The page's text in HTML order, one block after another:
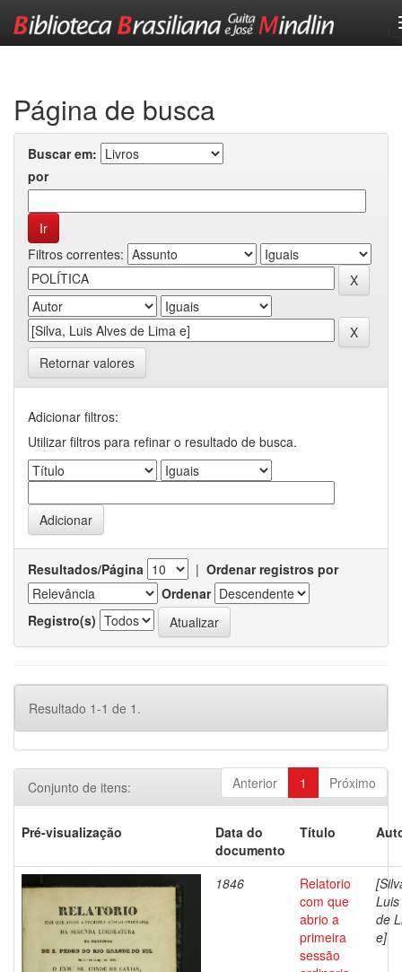
Página de busca
Buscar em:
por
Filtros correntes:
Retornar valores
Adicionar filtros:
Utilizar filtros para refinar o resultado de busca.
Resultados/Página | Ordenar registros por
Ordenar
Registro(s)
Resultado 1-1 de 1.
Anterior 1 Próximo
Conjunto de itens:
Pré-visualização
Data do
documento
Título
1846
Relatorio
com que
abrio a
primeira
sessão
de
e]